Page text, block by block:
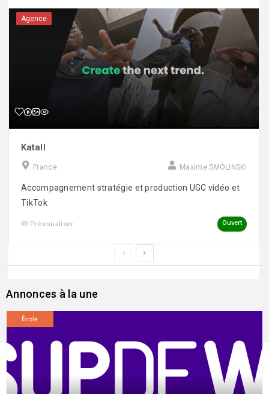
Agence
Katall
France Maxime SMOLINSKI
Accompagnement stratégie et production UGC vidéo et
TikTok
Prévisualiser Ouvert
Annonces à la une
École